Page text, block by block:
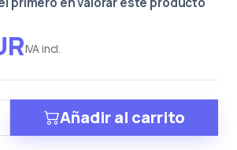
IVA incl.
Añadir al carrito